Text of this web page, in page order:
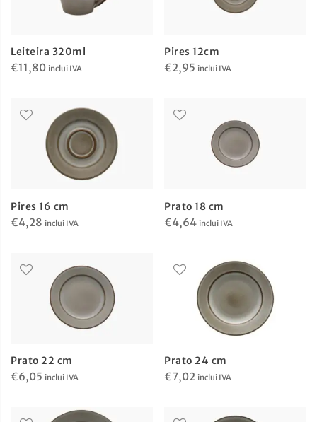
Leiteira 320ml
€11,80 inclui IVA
Pires 12cm
€2,95 inclui IVA
Pires 16 cm
€4,28 inclui IVA
Prato 18 cm
€4,64 inclui IVA
Prato 22 cm
€6,05 inclui IVA
Prato 24 cm
€7,02 inclui IVA